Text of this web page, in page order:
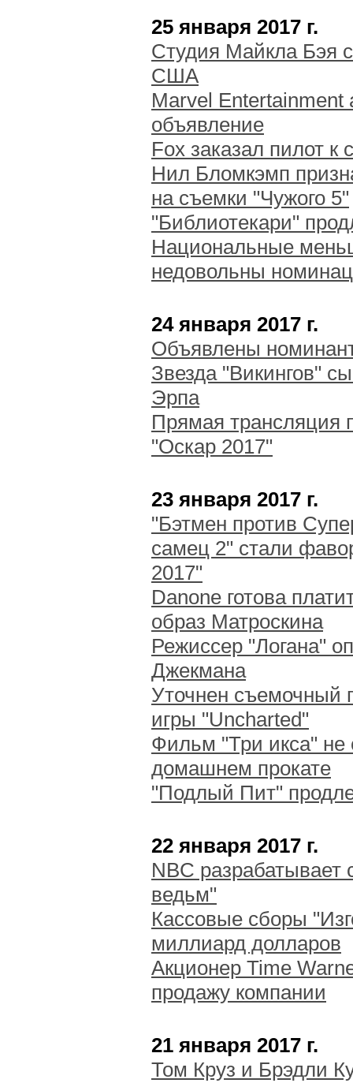
25 января 2017 г.
Студия Майкла Бэя
США
Marvel Entertainment
объявление
Fox заказал пилот
Нил Бломкэмп
на съемки "Чужого 5"
"Библиотекари"
Национальные
недовольны
24 января 2017 г.
Объявлены
Звезда "Викингов"
Эрпа
Прямая трансляция
"Оскар 2017"
23 января 2017 г.
"Бэтмен против
самец 2" стали
2017"
Danone готова
образ Матроскина
Режиссер "Логана"
Джекмана
Уточнен съемочный
игры "Uncharted"
Фильм "Три икса" не
домашнем прокате
"Подлый Пит"
22 января 2017 г.
NBC разрабатывает
ведьм"
Кассовые сборы
миллиард долларов
Акционер Time
продажу компании
21 января 2017 г.
Том Круз и Брэдли